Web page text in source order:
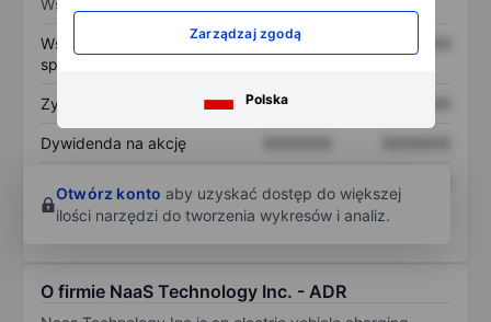
Zarządzaj zgodą
Polska
Wskaźniki
Współczynnik cena do
sprzedaży
XXXXXXX
Zysk na akcję XXXXXXX
Dywidenda na akcję
własnego
Otwórz konto aby uzyskać dostęp do większej
ilości narzędzi do tworzenia wykresów i analiz.
O firmie NaaS Technology Inc. - ADR